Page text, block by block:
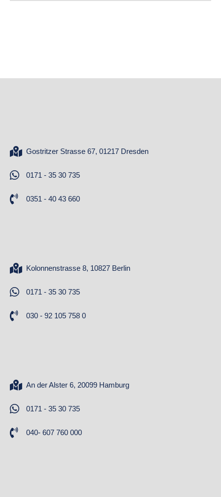
Gostritzer Strasse 67, 01217 Dresden
0171 - 35 30 735
0351 - 40 43 660
Kolonnenstrasse 8, 10827 Berlin
0171 - 35 30 735
030 - 92 105 758 0
An der Alster 6, 20099 Hamburg
0171 - 35 30 735
040- 607 760 000